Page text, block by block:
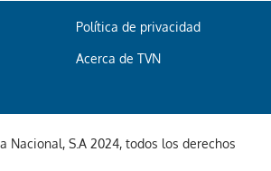
Política de privacidad
Acerca de TVN
Nacional, S.A 2024, todos los derechos